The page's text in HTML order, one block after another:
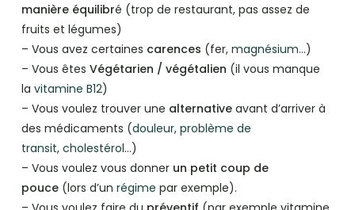
manière équilibré (trop de restaurant, pas assez de
fruits et légumes)
– Vous avez certaines carences (fer, magnésium…)
– Vous êtes Végétarien / végétalien (il vous manque
la vitamine B12)
– Vous voulez trouver une alternativeavant d’arriver à
des médicaments (douleur, problème de
transit, cholestérol…)
– Vous voulez vous donner un petit coup de
pouce(lors d’un régime par exemple).